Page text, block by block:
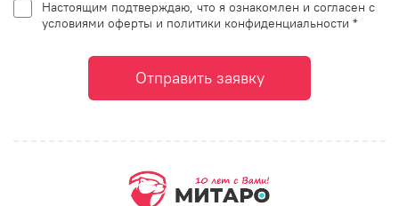
Настоящим подтверждаю, что я ознакомлен и согласен с
условиями оферты и политики конфиденциальности *
Отправить заявку